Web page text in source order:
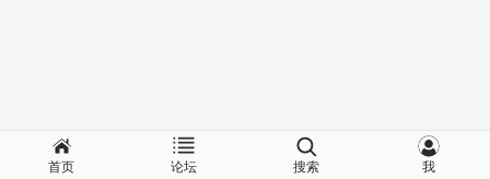
首页 论坛 搜索 我